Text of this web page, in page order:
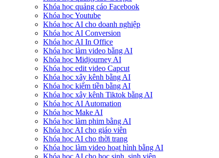
Khóa học quảng cáo Facebook
Khóa học Youtube
Khóa học AI cho doanh nghiệp
Khóa học AI Conversion
Khóa học AI In Office
Khóa học làm video bằng AI
Khóa học Midjourney AI
Khóa học edit video Capcut
Khóa học xây kênh bằng AI
Khóa học kiếm tiền bằng AI
Khóa học xây kênh Tiktok bằng AI
Khóa học AI Automation
Khóa học Make AI
Khóa học làm phim bằng AI
Khóa học AI cho giáo viên
Khóa học AI cho thời trang
Khóa học làm video hoạt hình bằng AI
Khóa học AI cho học sinh, sinh viên